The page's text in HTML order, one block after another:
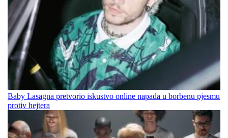
Baby Lasagna pretvorio iskustvo online napada u borbenu pjesmu
protiv hejtera